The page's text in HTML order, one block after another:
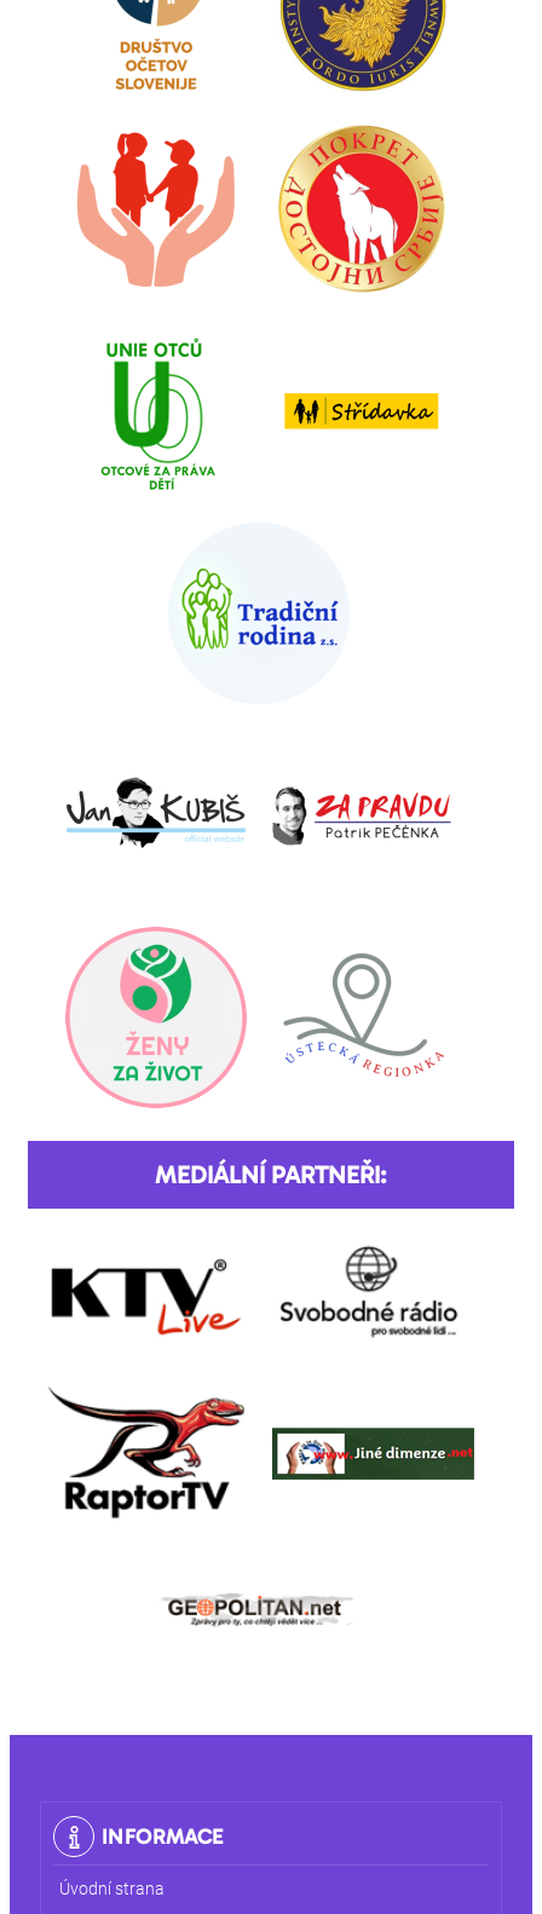
MEDIÁLNÍ PARTNEŘI:
INFORMACE
Úvodní strana